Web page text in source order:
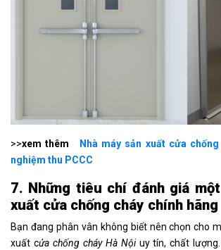
>>xem thêm
Nhà máy sản xuất cửa
nghiệm thu PCCC
7. Những tiêu chí đánh giá
xuất cửa chống cháy chính hãng
Bạn đang phân vân không biết nên chọn cho
xuất cửa chống cháy Hà Nộiuy tín, chất lượng.